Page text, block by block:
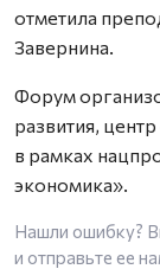
отметила
Завернина.
Форум
развития,
в рамках
экономика».
Нашли ошибку?
и отправьте ее